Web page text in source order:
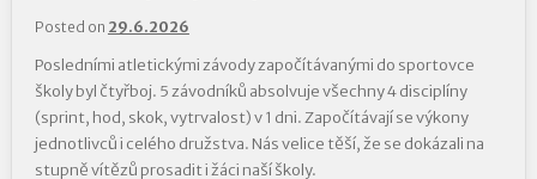
Posted on 29.6.2026
Posledními atletickými závody započítávanými do sportovce
školy byl čtyřboj. 5 závodníků absolvuje všechny 4 disciplíny
(sprint, hod, skok, vytrvalost) v 1 dni. Započítávají se výkony
jednotlivců i celého družstva. Nás velice těší, že se dokázali na
stupně vítězů prosadit i žáci naší školy.